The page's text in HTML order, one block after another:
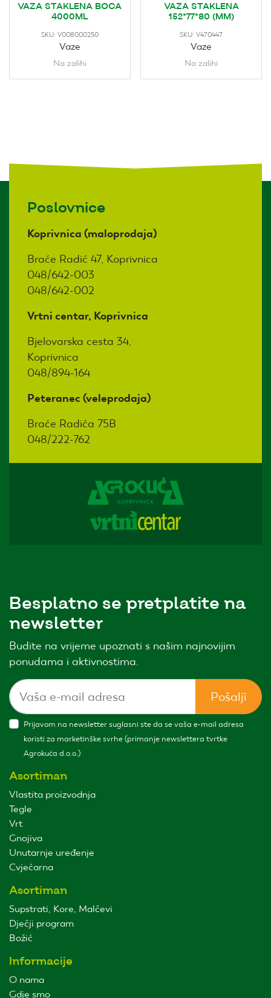
VAZA STAKLENA BOCA
4000ML
SKU: V008000250
Vaze
Na zalihi
VAZA STAKLENA
152*77*80 (MM)
SKU:V470447
Vaze
Na zalihi
Poslovnice
Koprivnica (maloprodaja)
Braće Radić 47, Koprivnica
048/642-003
048/642-002
Vrtni centar, Koprivnica
Bjelovarska cesta 34,
Koprivnica
048/894-164
Peteranec (veleprodaja)
Braće Radića 75B
048/222-762
Besplatno se pretplatite na
newsletter
Budite na vrijeme upoznati s našim najnovijim
ponudama i aktivnostima.
Pošalji
Prijavom na newsletter suglasni ste da se vaša e-mail adresa
koristi za marketinške svrhe (primanje newslettera tvrtke
Agrokuća d.o.o.)
Asortiman
Vlastita proizvodnja
Tegle
Vrt
Gnojiva
Unutarnje uređenje
Cvjećarna
Asortiman
Supstrati, Kore, Malčevi
Dječji program
Božić
Informacije
O nama
Gdje smo